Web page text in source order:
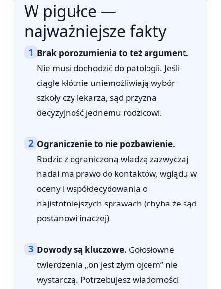
W pigułce —
najważniejsze fakty
1 Brak porozumienia to też argument.
Nie musi dochodzić do patologii. Jeśli
ciągłe kłótnie uniemożliwiają wybór
szkoły czy lekarza, sąd przyzna
decyzyjność jednemu rodzicowi.
2 Ograniczenie to nie pozbawienie.
Rodzic z ograniczoną władzą zazwyczaj
nadal ma prawo do kontaktów, wglądu w
oceny i współdecydowania o
najistotniejszych sprawach (chyba że sąd
postanowi inaczej).
3 Dowody są kluczowe. Gołosłowne
twierdzenia „on jest złym ojcem” nie
wystarczą. Potrzebujesz wiadomości